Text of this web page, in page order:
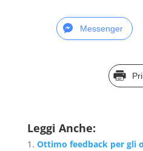
Messenger
Leggi Anche:
Ottimo feedback per gli